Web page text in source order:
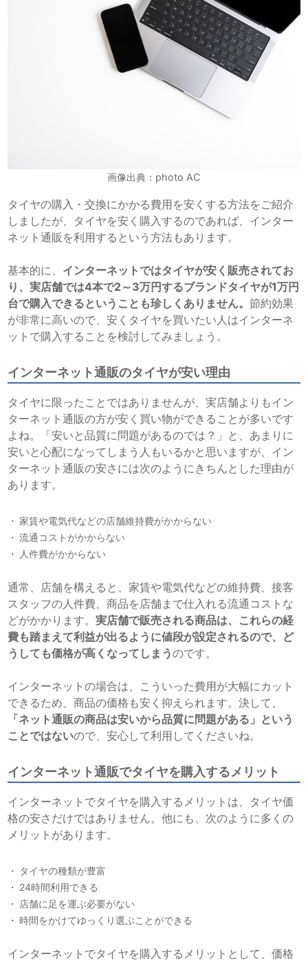
画像出典：photo AC
タイヤの購入・交換にかかる費用を安くする方法をご紹介
しましたが、タイヤを安く購入するのであれば、インター
ネット通販を利用するという方法もあります。
基本的に、 インターネットではタイヤが安く販売されてお
り、実店舗では4本で2～3万円するブランドタイヤが1万円
台で購入できるということも珍しくありません。節約効果
が非常に高いので、安くタイヤを買いたい人はインターネ
ットで購入することを検討してみましょう。
インターネット通販のタイヤが安い理由
タイヤに限ったことではありませんが、実店舗よりもイン
ターネット通販の方が安く買い物ができることが多いです
よね。「安いと品質に問題があるのでは？」と、あまりに
安いと心配になってしまう人もいるかと思いますが、イン
ターネット通販の安さには次のようにきちんとした理由が
あります。
家賃や電気代などの店舗維持費がかからない
流通コストがかからない
人件費がかからない
通常、店舗を構えると、家賃や電気代などの維持費、接客
スタッフの人件費、商品を店舗まで仕入れる流通コストな
どがかかります。実店舗で販売される商品は、これらの経
費も踏まえて利益が出るように値段が設定されるので、ど
うしても価格が高くなってしまうのです。
インターネットの場合は、こういった費用が大幅にカット
できるため、商品の価格も安く抑えられます。決して、
「ネット通販の商品は安いから品質に問題がある」という
ことではないので、安心して利用してくださいね。
インターネット通販でタイヤを購入するメリット
インターネットでタイヤを購入するメリットは、タイヤ価
格の安さだけではありません。他にも、次のように多くの
メリットがあります。
タイヤの種類が豊富
24時間利用できる
店舗に足を運ぶ必要がない
時間をかけてゆっくり選ぶことができる
インターネットでタイヤを購入するメリットとして、価格